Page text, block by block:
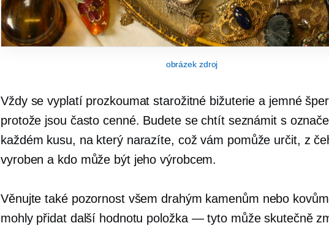
obrázek zdroj
Vždy se vyplatí prozkoumat starožitné bižuterie a jemné
protože jsou často cenné. Budete se chtít seznámit s
každém kusu, na který narazíte, což vám pomůže určit, z
vyroben a kdo může být jeho výrobcem.
Věnujte také pozornost všem drahým kamenům nebo
mohly přidat další hodnotu položka — tytomůže skutečně